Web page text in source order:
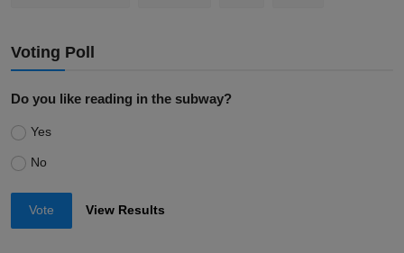
Voting Poll
Do you like reading in the subway?
Yes
No
Vote View Results